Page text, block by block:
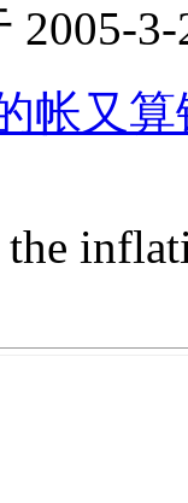
2005-
帐又
the